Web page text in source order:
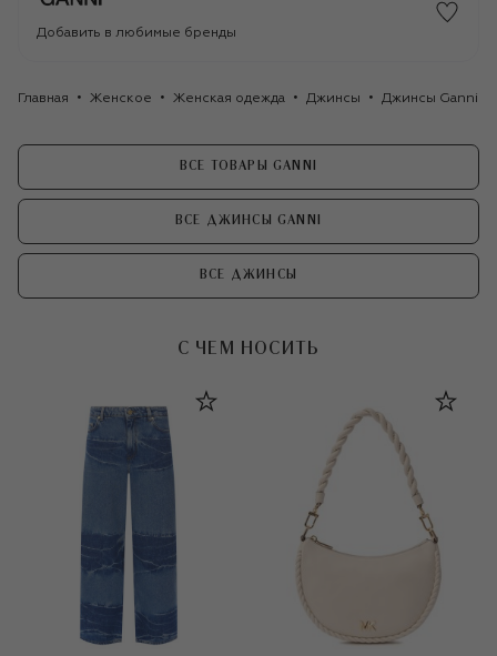
Добавить в любимые бренды
Главная Женское Женская одежда Джинсы Джинсы Ganni
ВСЕ ТОВАРЫ GANNI
ВСЕ ДЖИНСЫ GANNI
ВСЕ ДЖИНСЫ
С ЧЕМ НОСИТЬ